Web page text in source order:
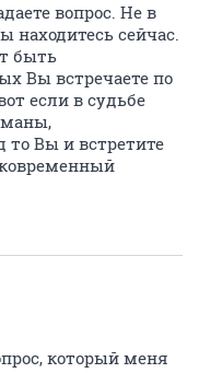
вопрос. Не в
находитесь сейчас.
быть
Вы встречаете по
если в судьбе
Вы и встретите
который меня